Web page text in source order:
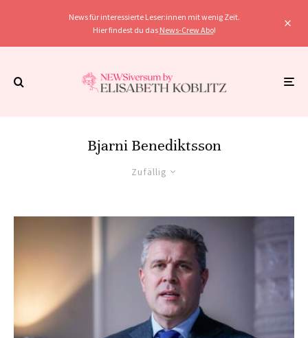
News für interessierte Leser:innen mit wenig Zeit.
Hier findest du das News-Crew Abo!
Bjarni Benediktsson
Zufällig